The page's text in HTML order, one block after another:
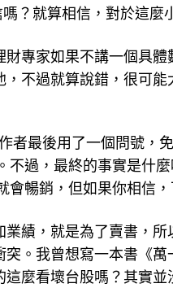
？就算相信，對於這麼
專家如果不講一個具
不過就算說錯，很可能
者最後用了一個問號，
過，最終的事實是什
暢銷，但如果你相信，
績，就是為了賣書，
。我曾想寫一本書《
麼看壞台股嗎？其實